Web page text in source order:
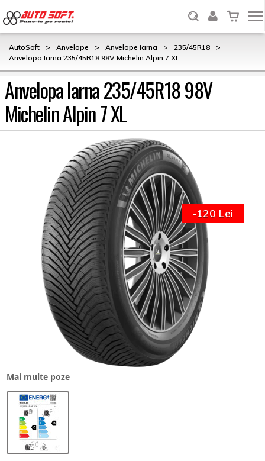
AutoSoft > Anvelope > Anvelope iarna > 235/45R18
>
Anvelopa Iarna 235/45R18 98V Michelin Alpin 7 XL
Anvelopa Iarna 235/45R18 98V
Michelin Alpin 7 XL
Mai multe poze
-120 Lei